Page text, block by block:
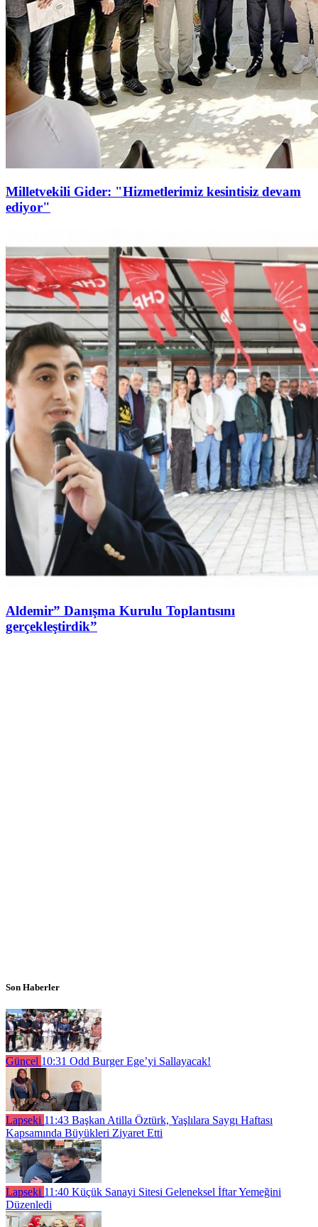
Milletvekili Gider: "Hizmetlerimiz kesintisiz devam
ediyor"
Aldemir” Danışma Kurulu Toplantısını
gerçekleştirdik”
Son Haberler
Güncel 10:31 Odd Burger Ege’yi Sallayacak!
Lapseki 11:43 Başkan Atilla Öztürk, Yaşlılara Saygı Haftası
Kapsamında Büyükleri Ziyaret Etti
Lapseki 11:40 Küçük Sanayi Sitesi Geleneksel İftar Yemeğini
Düzenledi